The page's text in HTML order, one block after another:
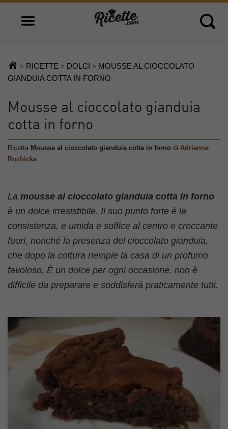
Open main menu Open
> RICETTE > DOLCI > MOUSSE AL CIOCCOLATO
GIANDUIA COTTA IN FORNO
Mousse al cioccolato gianduia
cotta in forno
Ricetta Mousse al cioccolato gianduia cotta in forno di Adrianna
Rozbicka
La mousse al cioccolato gianduia cotta in forno
è un dolce irresistibile. Il suo punto forte è la
consistenza, è umida e soffice al centro e croccante
fuori, nonché la presenza del cioccolato gianduia,
che dopo la cottura riempie la casa di un profumo
favoloso. È un dolce per ogni occasione, non è
difficile da preparare e soddisferà praticamente tutti.